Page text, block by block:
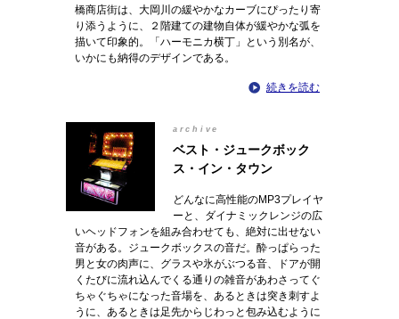
橋商店街は、大岡川の緩やかなカーブにぴったり寄
り添うように、２階建ての建物自体が緩やかな弧を
描いて印象的。「ハーモニカ横丁」という別名が、
いかにも納得のデザインである。
続きを読む
archive
ベスト・ジュークボック
ス・イン・タウン
どんなに高性能のMP3プレイヤ
ーと、ダイナミックレンジの広
いヘッドフォンを組み合わせても、絶対に出せない
音がある。ジュークボックスの音だ。酔っぱらった
男と女の肉声に、グラスや氷がぶつる音、ドアが開
くたびに流れ込んでくる通りの雑音があわさってぐ
ちゃぐちゃになった音場を、あるときは突き刺すよ
うに、あるときは足先からじわっと包み込むように